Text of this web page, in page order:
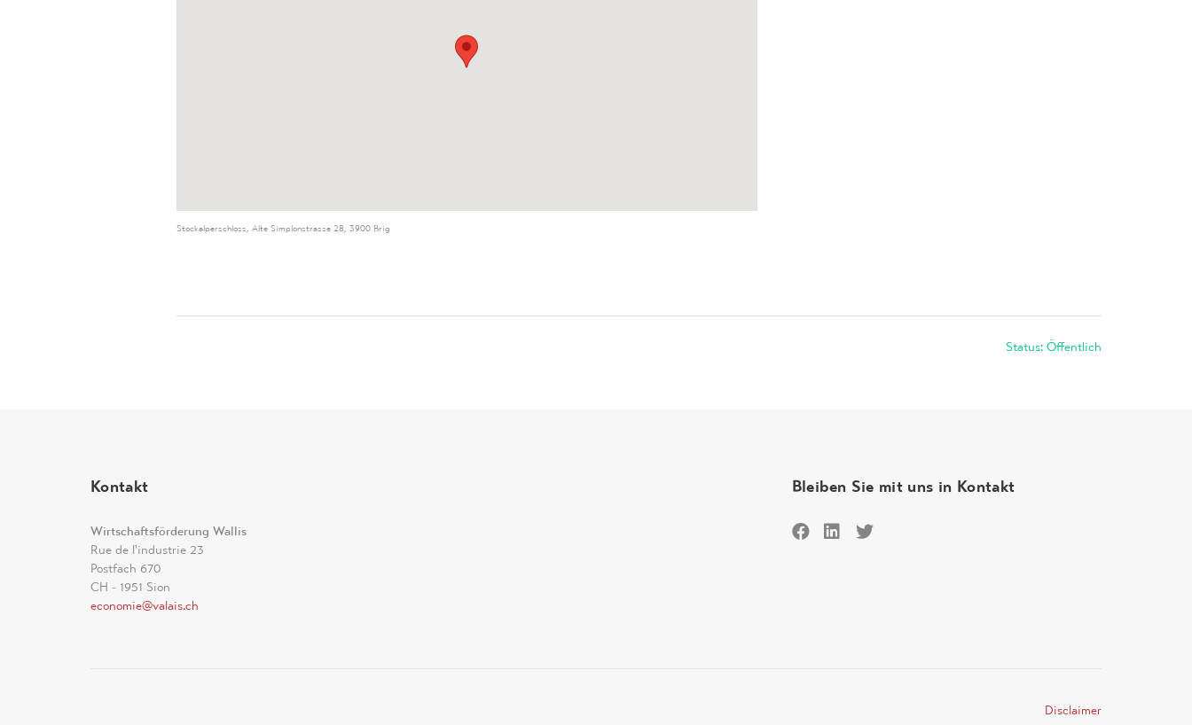
Stockalperschloss, Alte Simplonstrasse 28, 3900 Brig
Status: Öffentlich
Kontakt
Wirtschaftsförderung Wallis
Rue de l'industrie 23
Postfach 670
CH - 1951 Sion
economie@valais.ch
Bleiben Sie mit uns in Kontakt
Disclaimer